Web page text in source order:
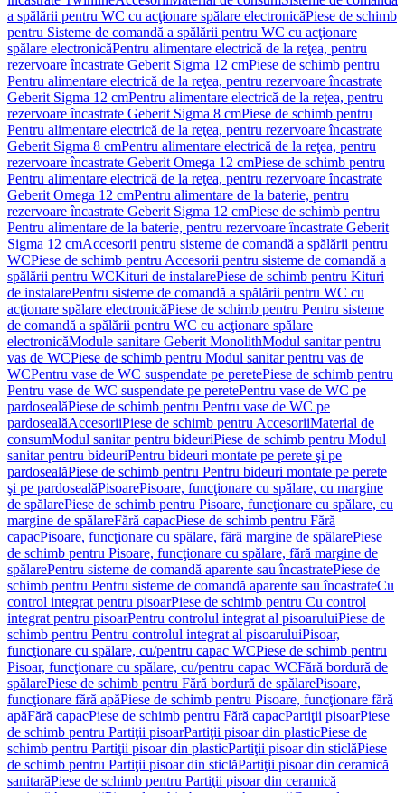
a spălării pentru WC cu acţionare spălare electronicăPiese de schimb
pentru Sisteme de comandă a spălării pentru WC cu acţionare
spălare electronicăPentru alimentare electrică de la reţea, pentru
rezervoare încastrate Geberit Sigma 12 cmPiese de schimb pentru
Pentru alimentare electrică de la reţea, pentru rezervoare încastrate
Geberit Sigma 12 cmPentru alimentare electrică de la reţea, pentru
rezervoare încastrate Geberit Sigma 8 cmPiese de schimb pentru
Pentru alimentare electrică de la reţea, pentru rezervoare încastrate
Geberit Sigma 8 cmPentru alimentare electrică de la reţea, pentru
rezervoare încastrate Geberit Omega 12 cmPiese de schimb pentru
Pentru alimentare electrică de la reţea, pentru rezervoare încastrate
Geberit Omega 12 cmPentru alimentare de la baterie, pentru
rezervoare încastrate Geberit Sigma 12 cmPiese de schimb pentru
Pentru alimentare de la baterie, pentru rezervoare încastrate Geberit
Sigma 12 cmAccesorii pentru sisteme de comandă a spălării pentru
WCPiese de schimb pentru Accesorii pentru sisteme de comandă a
spălării pentru WCKituri de instalarePiese de schimb pentru Kituri
de instalarePentru sisteme de comandă a spălării pentru WC cu
acţionare spălare electronicăPiese de schimb pentru Pentru sisteme
de comandă a spălării pentru WC cu acţionare spălare
electronicăModule sanitare Geberit MonolithModul sanitar pentru
vas de WCPiese de schimb pentru Modul sanitar pentru vas de
WCPentru vase de WC suspendate pe peretePiese de schimb pentru
Pentru vase de WC suspendate pe peretePentru vase de WC pe
pardosealăPiese de schimb pentru Pentru vase de WC pe
pardosealăAccesoriiPiese de schimb pentru AccesoriiMaterial de
consumModul sanitar pentru bideuriPiese de schimb pentru Modul
sanitar pentru bideuriPentru bideuri montate pe perete şi pe
pardosealăPiese de schimb pentru Pentru bideuri montate pe perete
şi pe pardosealăPisoarePisoare, funcţionare cu spălare, cu margine
de spălarePiese de schimb pentru Pisoare, funcţionare cu spălare, cu
margine de spălareFără capacPiese de schimb pentru Fără
capacPisoare, funcţionare cu spălare, fără margine de spălarePiese
de schimb pentru Pisoare, funcţionare cu spălare, fără margine de
spălarePentru sisteme de comandă aparente sau încastratePiese de
schimb pentru Pentru sisteme de comandă aparente sau încastrateCu
control integrat pentru pisoarPiese de schimb pentru Cu control
integrat pentru pisoarPentru controlul integrat al pisoaruluiPiese de
schimb pentru Pentru controlul integrat al pisoaruluiPisoar,
funcţionare cu spălare, cu/pentru capac WCPiese de schimb pentru
Pisoar, funcţionare cu spălare, cu/pentru capac WCFără bordură de
spălarePiese de schimb pentru Fără bordură de spălarePisoare,
funcţionare fără apăPiese de schimb pentru Pisoare, funcţionare fără
apăFără capacPiese de schimb pentru Fără capacPartiţii pisoarPiese
de schimb pentru Partiţii pisoarPartiţii pisoar din plasticPiese de
schimb pentru Partiţii pisoar din plasticPartiţii pisoar din sticlăPiese
de schimb pentru Partiţii pisoar din sticlăPartiţii pisoar din ceramică
sanitarăPiese de schimb pentru Partiţii pisoar din ceramică